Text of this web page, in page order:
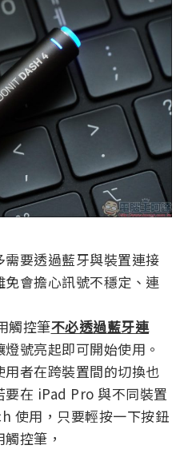
要透過藍牙與裝置連接
會擔心訊號不穩定、連
觸控筆不必透過藍牙連
號亮起即可開始使用。
者在跨裝置間的切換也
在 iPad Pro 與不同裝置
使用，只要輕按一下按鈕
控筆，